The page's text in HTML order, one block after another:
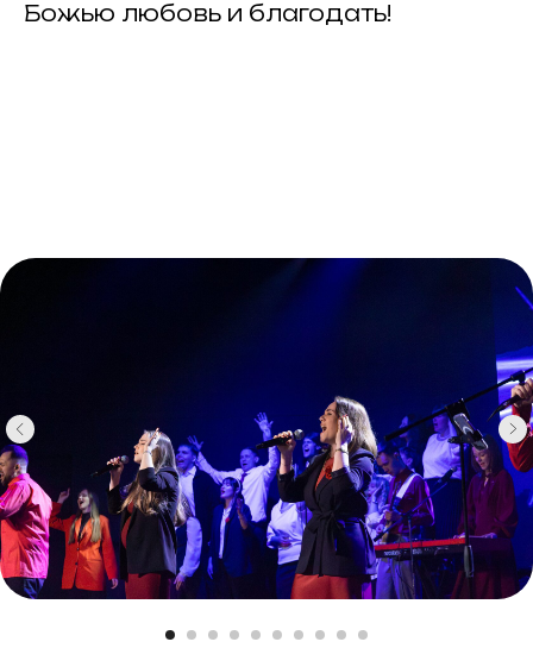
Божью любовь и благодать!